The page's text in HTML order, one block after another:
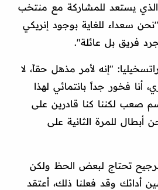
الذي يستعد للمشاركة مع منتخب
سعداء للغاية بوجود إنريكي
فريق بل عائلة".
"إنه لأمر مذهل حقاً، لا
فخور جداً بانتمائي لهذا
صعب لكننا كنا قادرين على
أبطال للمرة الثانية على
تحتاج لبعض الحظ ولكن
أدائك وقد فعلنا ذلك، أعتقد